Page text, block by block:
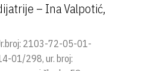
– Ina Valpotić,
2103-72-05-01-
01/298, ur. broj: